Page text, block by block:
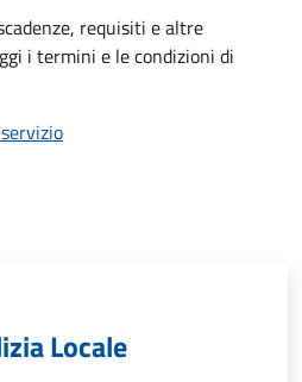
requisiti e altre
i termini e le condizioni di
Locale